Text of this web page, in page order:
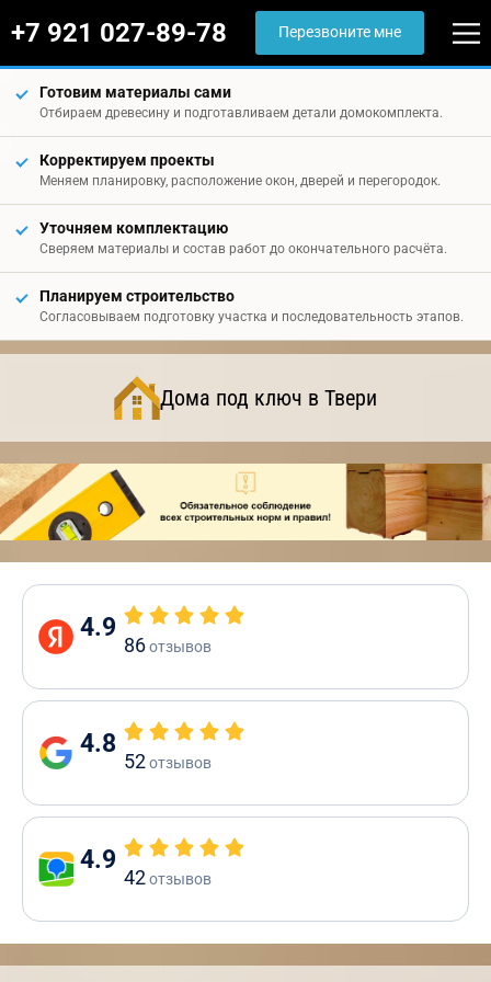
+7 921 027-89-78 Перезвоните мне
Готовим материалы сами
Отбираем древесину и подготавливаем детали домокомплекта.
Корректируем проекты
Меняем планировку, расположение окон, дверей и перегородок.
Уточняем комплектацию
Сверяем материалы и состав работ до окончательного расчёта.
Планируем строительство
Согласовываем подготовку участка и последовательность этапов.
Дома под ключ в Твери
4.9
86отзывов
4.8
52отзывов
4.9
42отзывов